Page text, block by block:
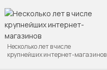
Несколько лет в числе
крупнейших интернет-магазинов